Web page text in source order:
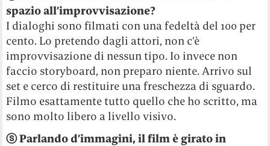
spazio all’improvvisazione?
I dialoghi sono filmati con una fedeltà del 100 per
cento. Lo pretendo dagli attori, non c’è
improvvisazione di nessun tipo. Io invece non
faccio storyboard, non preparo niente. Arrivo sul
set e cerco di restituire una freschezza di sguardo.
Filmo esattamente tutto quello che ho scritto, ma
sono molto libero a livello visivo.
ⓢ Parlando d’immagini, il film è girato in